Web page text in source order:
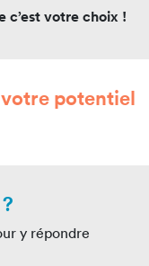
c’est votre choix !
potentiel
y répondre